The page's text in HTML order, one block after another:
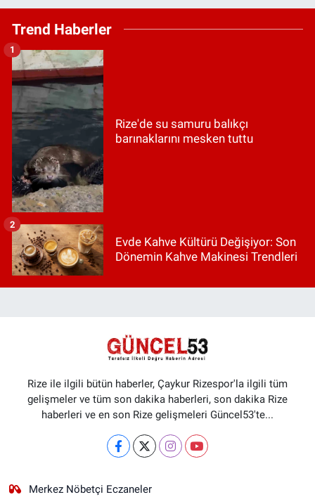
Trend Haberler
Rize'de su samuru balıkçı
barınaklarını mesken tuttu
1
Evde Kahve Kültürü Değişiyor: Son
Dönemin Kahve Makinesi Trendleri
2
Rize ile ilgili bütün haberler, Çaykur Rizespor'la ilgili tüm
gelişmeler ve tüm son dakika haberleri, son dakika Rize
haberleri ve en son Rize gelişmeleri Güncel53'te...
Merkez Nöbetçi Eczaneler